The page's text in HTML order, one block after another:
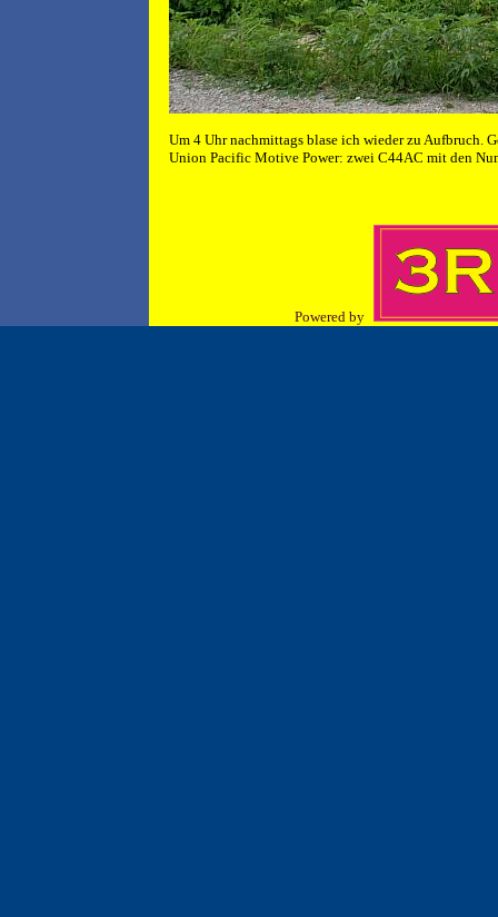
Um 4 Uhr nachmittags blase ich wieder zu Aufbruch.
Union Pacific Motive Power: zwei C44AC mit den
Powered by